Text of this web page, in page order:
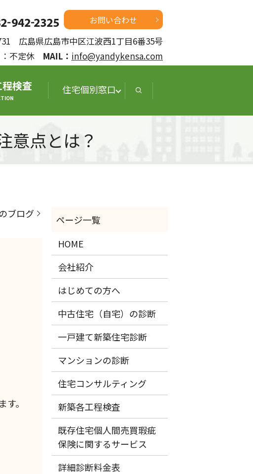
お問い合わせ
広島県広島市中区江波西1丁目6番35号
：不定休 MAIL： info@yandykensa.com
検査 住宅個別窓口
意点とは？
ブログ
。
HOME
会社紹介
はじめての方へ
中古住宅（自宅）の診断
一戸建て新築住宅診断
マンションの診断
住宅コンサルティング
新築各工程検査
既存住宅個人間売買瑕疵
保険に関するサービス
詳細診断料金表